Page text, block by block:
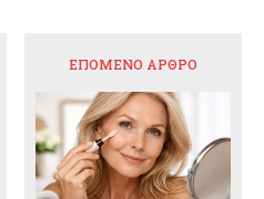
ΕΠΌΜΕΝΟ ΆΡΘΡΟ